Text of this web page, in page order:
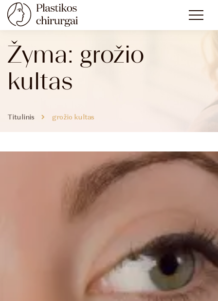
Žyma: grožio
kultas
Titulinis grožio kultas